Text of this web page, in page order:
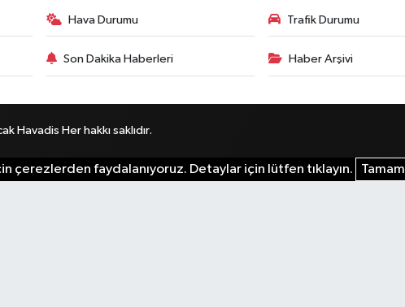
Hava Durumu Trafik Durumu
Son Dakika Haberleri Haber Arşivi
Havadis Her hakkı saklıdır.
çerezlerden faydalanıyoruz. Detaylar için lütfen tıklayın. Tamam